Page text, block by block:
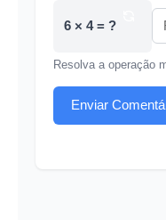
6 × 4 = ?
Resolva a operação
Enviar